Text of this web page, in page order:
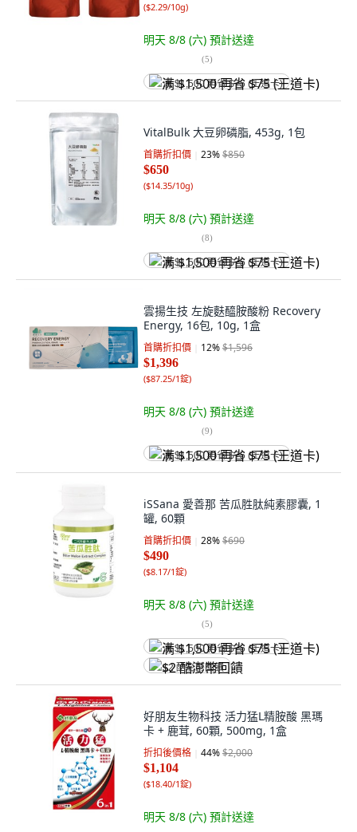
($2.29/10g)
明天 8/8 (六) 預計送達
(5)
满 $1,500 再省 $75 (王道卡)
VitalBulk 大豆卵磷脂, 453g, 1包
首購折扣價 23%$850
$650
($14.35/10g)
明天 8/8 (六) 預計送達
(8)
满 $1,500 再省 $75 (王道卡)
雲揚生技 左旋麩醯胺酸粉 Recovery
Energy, 16包, 10g, 1盒
首購折扣價 12%$1,596
$1,396
($87.25/1錠)
明天 8/8 (六) 預計送達
(9)
满 $1,500 再省 $75 (王道卡)
iSSana 愛善那 苦瓜胜肽純素膠囊, 1
罐, 60顆
首購折扣價 28%$690
$490
($8.17/1錠)
明天 8/8 (六) 預計送達
(5)
满 $1,500 再省 $75 (王道卡)
$2 酷澎幣回饋
好朋友生物科技 活力猛L精胺酸 黑瑪
卡 + 鹿茸, 60顆, 500mg, 1盒
折扣後價格 44%$2,000
$1,104
($18.40/1錠)
明天 8/8 (六) 預計送達